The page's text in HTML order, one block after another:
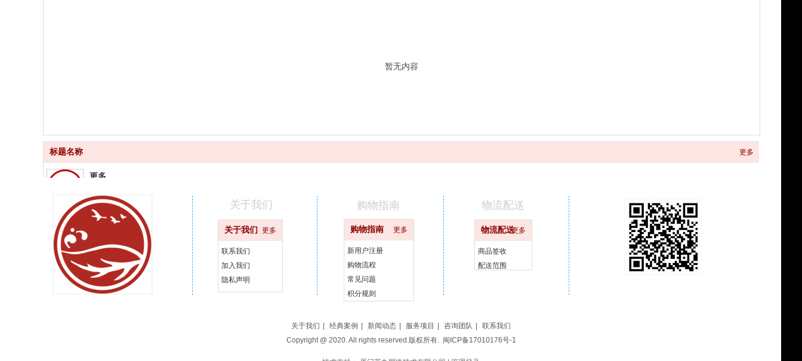
暂无内容
标题名称 更多
更多
更快
更好
汇聚品牌
关于我们 更多
联系我们
加入我们
隐私声明
购物指南 更多
新用户注册
购物流程
常见问题
积分规则
物流配送更多
商品签收
配送范围
关于我们 购物指南 物流配送
关于我们 经典案例 新闻动态 服务项目 咨询团队
联系我们
Copyright @ 2020. All rights reserved.版权所有. 闽ICP备17010176号-1